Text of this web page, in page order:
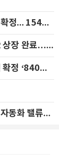
희망밴드 최상단 딜리셔스, 공모가 7000원 확정... 154억 규모 IPO 돌입
SK하이닉스, 나스닥에 1억7790만 주 ADR 상장 완료…29일 국내 추가 상장
자율주행 AI 스트라드비젼, 공모가 1.2만 원 확정 ‘840억 수혈’
클로봇, 두산로지스틱스솔루션 인수로 물류자동화 밸류체인 확장 추진 - IBK투자증권